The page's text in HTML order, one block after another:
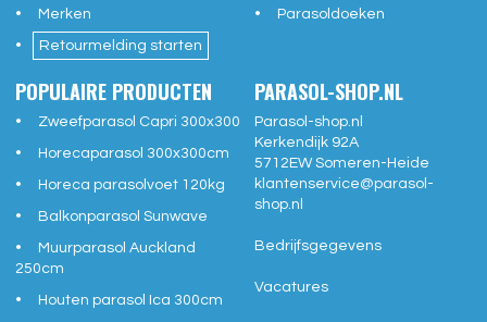
Merken
Retourmelding starten
Parasoldoeken
POPULAIRE PRODUCTEN
Zweefparasol Capri 300x300
Horecaparasol 300x300cm
Horeca parasolvoet 120kg
Balkonparasol Sunwave
Muurparasol Auckland
250cm
Houten parasol Ica 300cm
PARASOL-SHOP.NL
Parasol-shop.nl
Kerkendijk 92A
5712EW Someren-Heide
klantenservice@parasol-
shop.nl
Bedrijfsgegevens
Vacatures